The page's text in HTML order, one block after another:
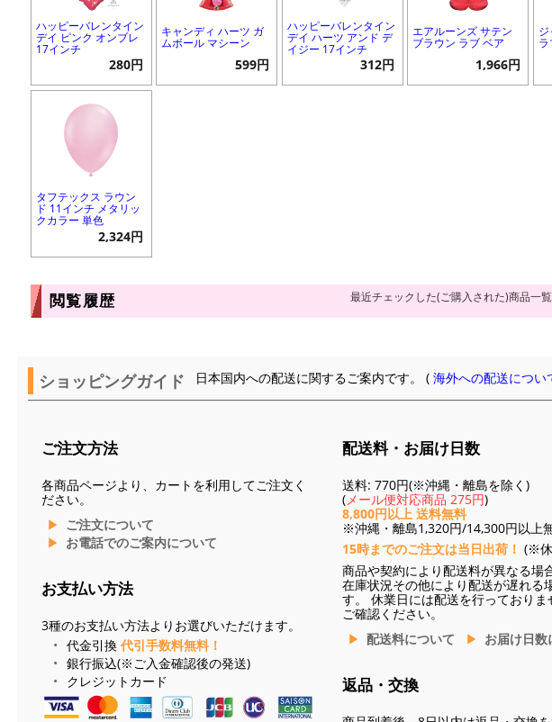
ハッピーバレンタイン
デイ ピンク オンブレ
17インチ
280円
キャンディ ハーツ ガ
ムボール マシーン
599円
ハッピーバレンタイン
デイ ハーツ アンド デ
イジー 17インチ
312円
エアルーンズ サテン
ブラウン ラブ ベア
1,966円
タフテックス ラウン
ド 11インチ メタリッ
クカラー 単色
2,324円
閲覧履歴 最近チェックした(ご購入された)商品一覧
ショッピングガイド 日本国内への配送に関するご案内です。 (海外への配送につい
ご注文方法
各商品ページより、カートを利用してご注文く
ださい。
ご注文について
お電話でのご案内について
お支払い方法
3種のお支払い方法よりお選びいただけます。
代金引換 代引手数料無料！
銀行振込(※ご入金確認後の発送)
クレジットカード
配送料・お届け日数
送料: 770円(※沖縄・離島を除く)
(メール便対応商品 275円)
8,800円以上 送料無料
※沖縄・離島1,320円/14,300円以上
15時までのご注文は当日出荷！ (※
商品や契約により配送料が異なる場
在庫状況その他により配送が遅れる
す。 休業日には配送を行っておりま
ご確認ください。
配送料について
お届け日数
返品・交換